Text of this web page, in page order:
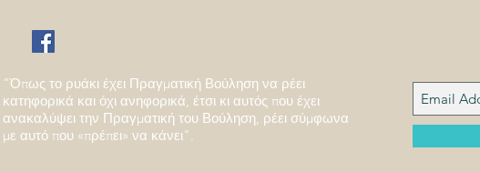
"Όπως το ρυάκι έχει Πραγματική Βούληση να ρέει
κατηφορικά και όχι ανηφορικά, έτσι κι αυτός που έχει
ανακαλύψει την Πραγματική του Βούληση, ρέει σύμφωνα
με αυτό που «πρέπει» να κάνει".